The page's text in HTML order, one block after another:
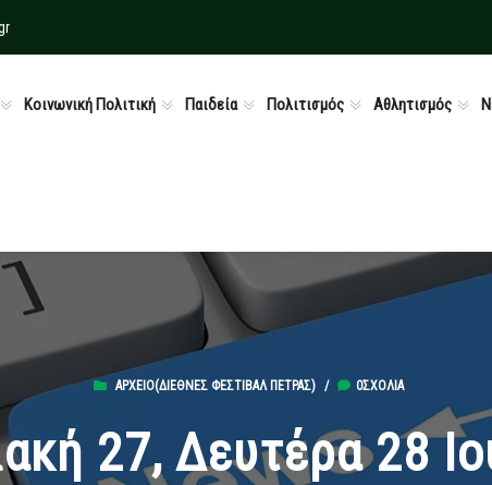
Κοινωνική Πολιτική Παιδεία Πολιτισμός Αθλητισμός
ΑΡΧΕΊΟ(ΔΙΕΘΝΈΣ ΦΕΣΤΙΒΆΛ ΠΈΤΡΑΣ)/ 0ΣΧΌΛΙΑ
27, Δευτέρα 28